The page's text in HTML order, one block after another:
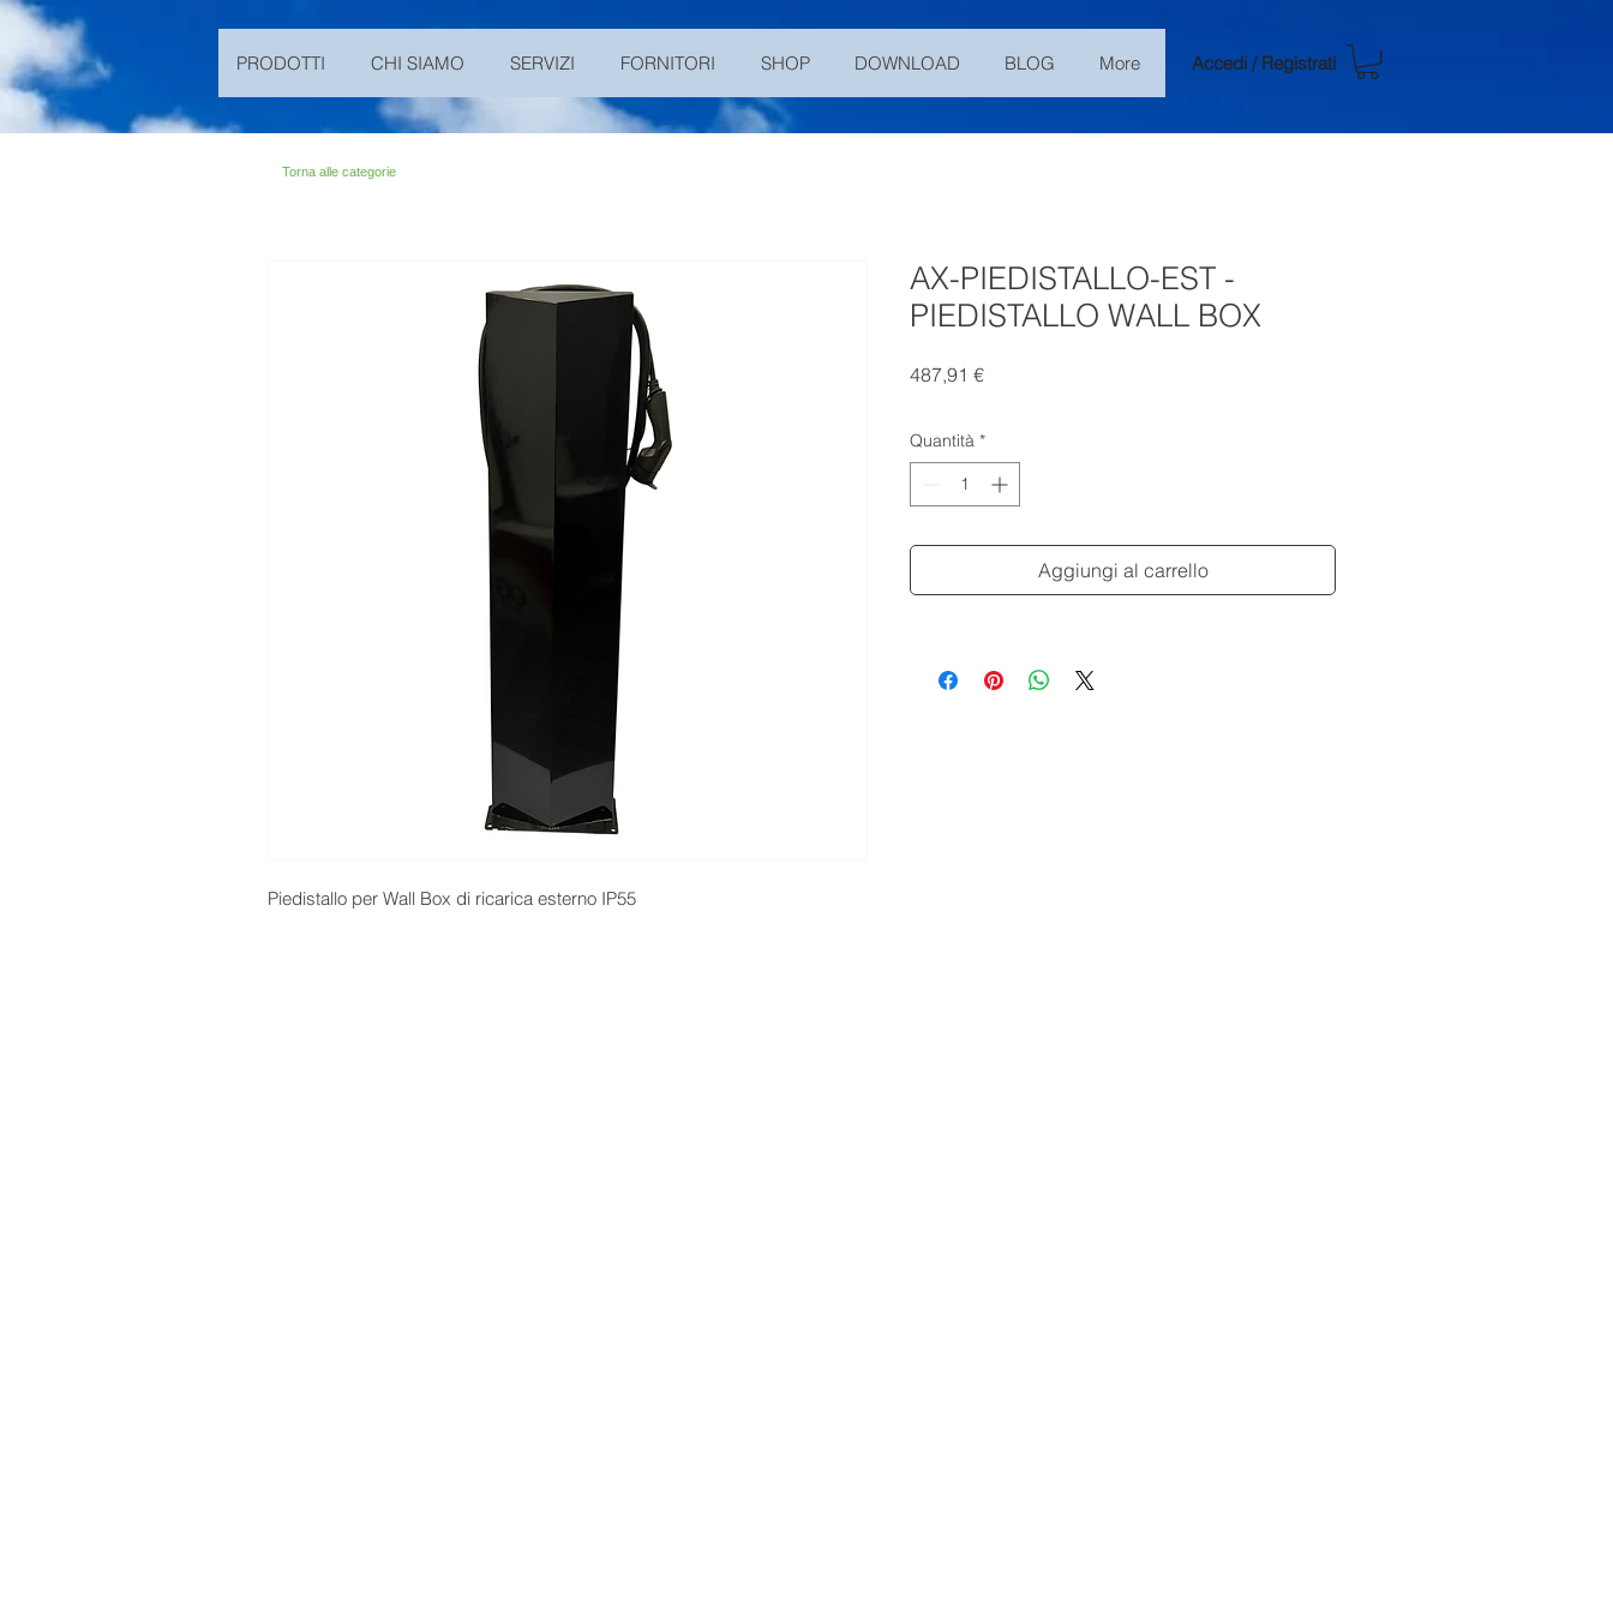
n194703301dC499900Abc19ZZ
PRODOTTI CHI SIAMO SERVIZI FORNITORI SHOP DOWNLOAD BLOG More Accedi / Registrati
Torna alle categorie
Piedistallo per Wall Box di ricarica esterno IP55
AX-PIEDISTALLO-EST -
PIEDISTALLO WALL BOX
487,91 €Prezzo
Quantità *
Aggiungi al carrello